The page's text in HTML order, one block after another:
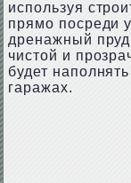
используя
прямо посреди
дренажный
чистой и
будет
гаражах.